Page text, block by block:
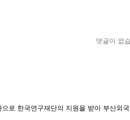
댓글이 없
로 한국연구재단의 지원을 받아 부산외